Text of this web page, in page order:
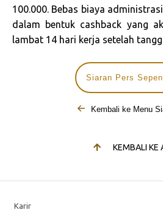
100.000. Bebas biaya
dalam bentuk cashback yang
lambat 14 hari kerja setelah
Siaran Pers
Kembali ke Menu
KEMBALI KE
Karir